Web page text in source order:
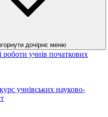
дочірнє меню
роботи учнів початкових
учнівських науково-